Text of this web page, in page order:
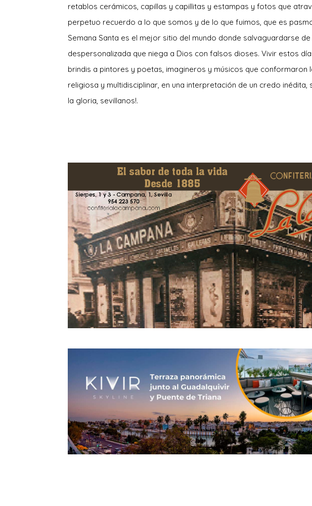
retablos cerámicos, capillas y capillitas y estampas y fotos que
perpetuo recuerdo a lo que somos y de lo que fuimos, que es
Semana Santa es el mejor sitio del mundo donde salvaguardarse
despersonalizada que niega a Dios con falsos dioses. Vivir estos
brindis a pintores y poetas, imagineros y músicos que conformaron
religiosa y multidisciplinar, en una interpretación de un credo inédita,
la gloria, sevillanos!.